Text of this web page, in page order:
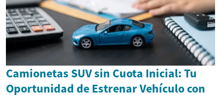
Camionetas SUV sin Cuota Inicial: Tu
Oportunidad de Estrenar Vehículo con